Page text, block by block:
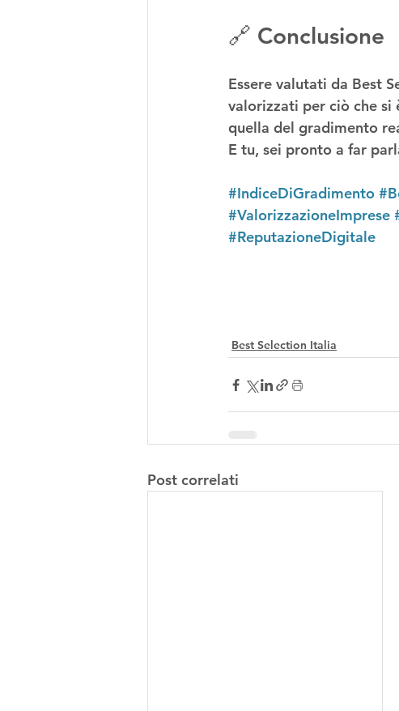
🔗 Conclusione
Essere valutati da Best
valorizzati per ciò che si
quella del gradimento
E tu, sei pronto a far
#IndiceDiGradimento
#ValorizzazioneImprese
#ReputazioneDigitale
Best Selection Italia
Post correlati